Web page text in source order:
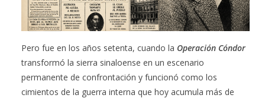
Pero fue en los años setenta, cuando la Operación Cóndor
transformó la sierra sinaloense en un escenario
permanente de confrontación y funcionó como los
cimientos de la guerra interna que hoy acumula más de